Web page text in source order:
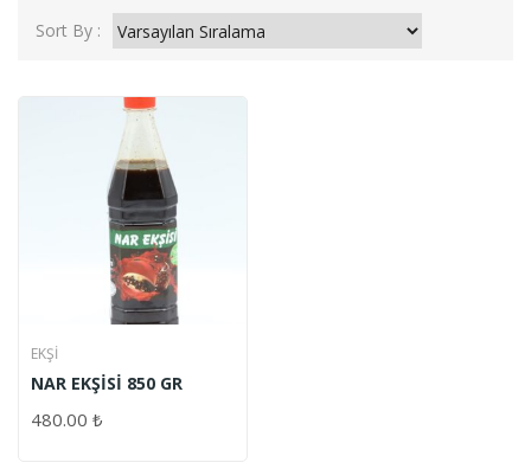
Sort By :
EKŞİ
NAR EKŞİSİ 850 GR
480.00 ₺